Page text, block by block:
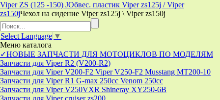
Viper ZS (125 -150) JОбвес. пластик Viper zs125j / Viper
zs150jЧехол на сидение Viper zs125j \ Viper zs150j
Select Language ▼
Меню каталога
✓НОВЫЕ ЗАПЧАСТИ ДЛЯ МОТОЦИКЛОВ ПО МОДЕЛЯМ
Запчасти для Viper R2 (V200-R2)
Запчасти для Viper V200-F2 Viper V250-F2 Musstang MT200-10
Запчасти для Viper R1 G-max 250cc Venom 250cc
Запчасти для Viper V250VXR Shineray XY250-6B